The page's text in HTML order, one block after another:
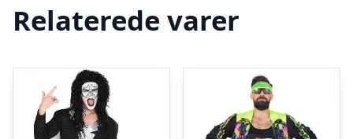
Relaterede varer